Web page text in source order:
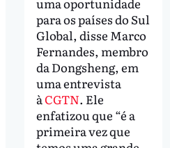
para os países do Sul
Global, disse Marco
Fernandes, membro
da Dongsheng, em
uma entrevista
àCGTN. Ele
enfatizou que “é a
primeira vez que